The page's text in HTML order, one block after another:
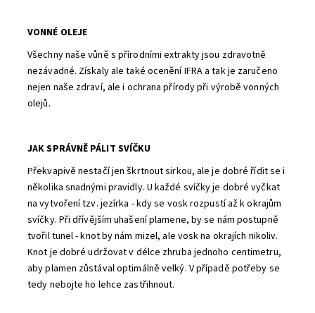
VONNÉ OLEJE
Všechny naše vůně s přírodními extrakty jsou zdravotně
nezávadné. Získaly ale také ocenění IFRA a tak je zaručeno
nejen naše zdraví, ale i ochrana přírody při výrobě vonných
olejů.
JAK SPRÁVNĚ PÁLIT SVÍČKU
Překvapivě nestačí jen škrtnout sirkou, ale je dobré řídit se i
několika snadnými pravidly. U každé svíčky je dobré vyčkat
na vytvoření tzv. jezírka - kdy se vosk rozpustí až k okrajům
svíčky. Při dřívějším uhašení plamene, by se nám postupně
tvořil tunel - knot by nám mizel, ale vosk na okrajích nikoliv.
Knot je dobré udržovat v délce zhruba jednoho centimetru,
aby plamen zůstával optimálně velký. V případě potřeby se
tedy nebojte ho lehce zastřihnout.